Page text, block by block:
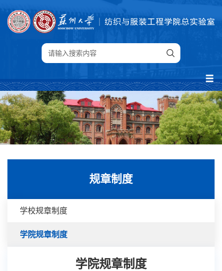
规章制度
学校规章制度
学院规章制度
学院规章制度